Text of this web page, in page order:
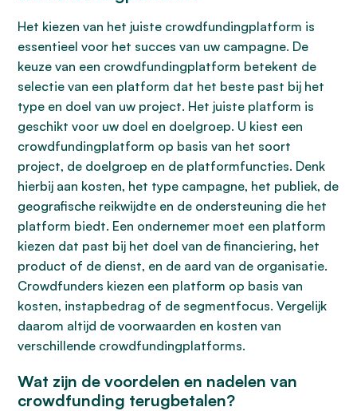
Het kiezen van het juiste crowdfundingplatform is
essentieel voor het succes van uw campagne. De
keuze van een crowdfundingplatform betekent de
selectie van een platform dat het beste past bij het
type en doel van uw project. Het juiste platform is
geschikt voor uw doel en doelgroep. U kiest een
crowdfundingplatform op basis van het soort
project, de doelgroep en de platformfuncties. Denk
hierbij aan kosten, het type campagne, het publiek, de
geografische reikwijdte en de ondersteuning die het
platform biedt. Een ondernemer moet een platform
kiezen dat past bij het doel van de financiering, het
product of de dienst, en de aard van de organisatie.
Crowdfunders kiezen een platform op basis van
kosten, instapbedrag of de segmentfocus. Vergelijk
daarom altijd de voorwaarden en kosten van
verschillende crowdfundingplatforms.
Wat zijn de voordelen en nadelen van
crowdfunding terugbetalen?